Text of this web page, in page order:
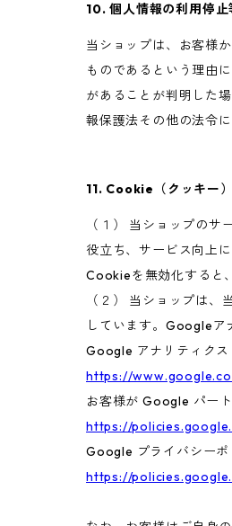
10. 個人情報の利用停止
当ショップは、お客様
ものであるという理由
があることが判明した
報保護法その他の法令
11. Cookie（クッキー
（１） 当ショップの
役立ち、サービス向上
Cookieを無効化すると
（２） 当ショップは
しています。Googleア
Google アナリティクス
https://
お客様が Google パー
https://
Google プライバシーポ
https://